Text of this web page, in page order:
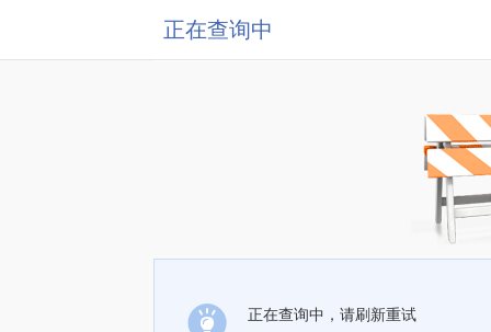
正在查询中
正在查询中，请刷新重试